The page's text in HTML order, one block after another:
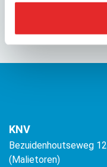
KNV
Bezuidenhoutseweg 12
(Malietoren)